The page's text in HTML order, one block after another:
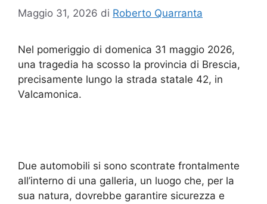
Maggio 31, 2026 di Roberto Quarranta
Nel pomeriggio di domenica 31 maggio 2026,
una tragedia ha scosso la provincia di Brescia,
precisamente lungo la strada statale 42, in
Valcamonica.
Due automobili si sono scontrate frontalmente
all’interno di una galleria, un luogo che, per la
sua natura, dovrebbe garantire sicurezza e